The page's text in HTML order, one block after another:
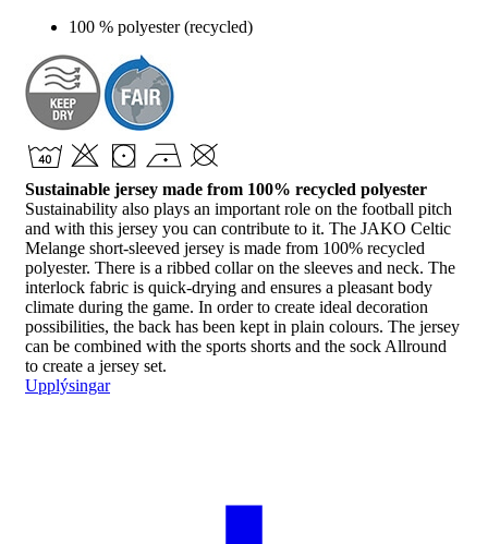
100 % polyester (recycled)
Sustainable jersey made from 100% recycled polyester
Sustainability also plays an important role on the football pitch
and with this jersey you can contribute to it. The JAKO Celtic
Melange short-sleeved jersey is made from 100% recycled
polyester. There is a ribbed collar on the sleeves and neck. The
interlock fabric is quick-drying and ensures a pleasant body
climate during the game. In order to create ideal decoration
possibilities, the back has been kept in plain colours. The jersey
can be combined with the sports shorts and the sock Allround
to create a jersey set.
Upplýsingar